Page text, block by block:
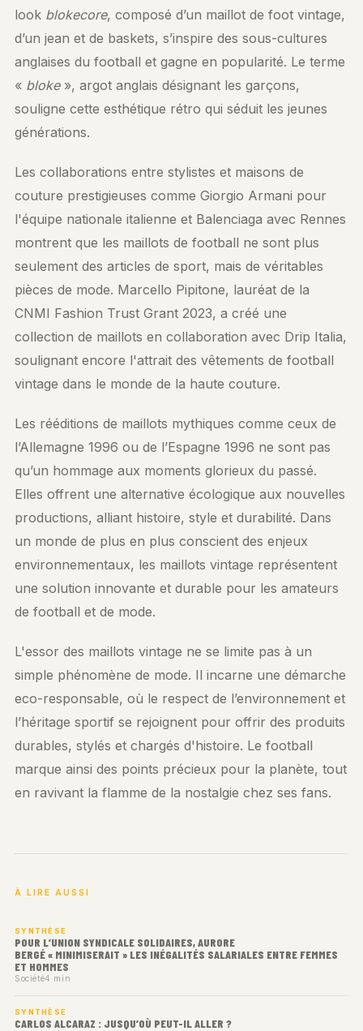
look blokecore, composé d’un maillot de foot vintage,
d’un jean et de baskets, s’inspire des sous-cultures
anglaises du football et gagne en popularité. Le terme
« bloke», argot anglais désignant les garçons,
souligne cette esthétique rétro qui séduit les jeunes
générations.
Les collaborations entre stylistes et maisons de
couture prestigieuses comme Giorgio Armani pour
l'équipe nationale italienne et Balenciaga avec Rennes
montrent que les maillots de football ne sont plus
seulement des articles de sport, mais de véritables
pièces de mode. Marcello Pipitone, lauréat de la
CNMI Fashion Trust Grant 2023, a créé une
collection de maillots en collaboration avec Drip Italia,
soulignant encore l'attrait des vêtements de football
vintage dans le monde de la haute couture.
Les rééditions de maillots mythiques comme ceux de
l’Allemagne 1996 ou de l’Espagne 1996 ne sont pas
qu’un hommage aux moments glorieux du passé.
Elles offrent une alternative écologique aux nouvelles
productions, alliant histoire, style et durabilité. Dans
un monde de plus en plus conscient des enjeux
environnementaux, les maillots vintage représentent
une solution innovante et durable pour les amateurs
de football et de mode.
L'essor des maillots vintage ne se limite pas à un
simple phénomène de mode. Il incarne une démarche
eco-responsable, où le respect de l’environnement et
l’héritage sportif se rejoignent pour offrir des produits
durables, stylés et chargés d'histoire. Le football
marque ainsi des points précieux pour la planète, tout
en ravivant la flamme de la nostalgie chez ses fans.
À LIRE AUSSI
SYNTHÈSE
POUR L’UNION SYNDICALE SOLIDAIRES, AURORE
BERGÉ « MINIMISERAIT » LES INÉGALITÉS SALARIALES ENTRE FEMMES
ET HOMMES
Société4 min
SYNTHÈSE
CARLOS ALCARAZ : JUSQU’OÙ PEUT-IL ALLER ?